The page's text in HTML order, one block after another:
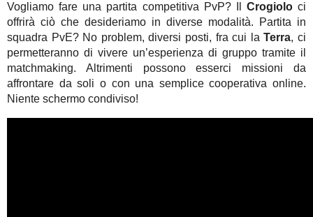
Vogliamo fare una partita competitiva PvP? Il Crogioloci
offrirà ciò che desideriamo in diverse modalità. Partita in
squadra PvE? No problem, diversi posti, fra cui laTerra, ci
permetteranno di vivere un’esperienza di gruppo tramite il
matchmaking. Altrimenti possono esserci missioni da
affrontare da soli o con una semplice cooperativa online.
Niente schermo condiviso!